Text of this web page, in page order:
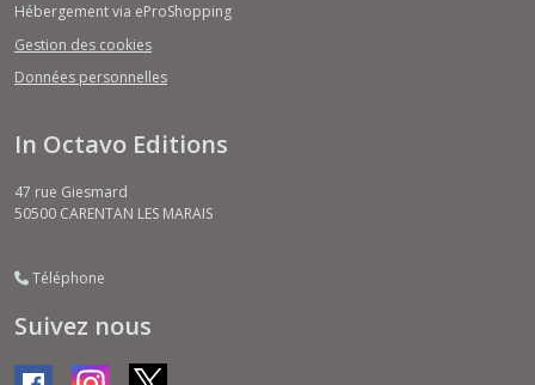
Hébergement via eProShopping
Gestion des cookies
Données personnelles
In Octavo Editions
47 rue Giesmard
50500 CARENTAN LES MARAIS
Téléphone
Suivez nous